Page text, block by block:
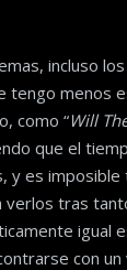
incluso
tengo menos
como “Will
que el
y es
verlos tras
igual
con un